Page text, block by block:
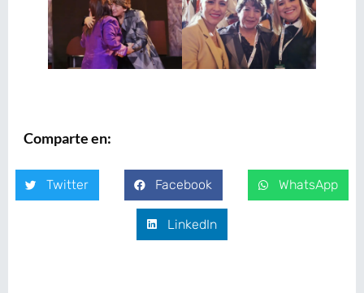
Comparte en:
Twitter Facebook WhatsApp
LinkedIn